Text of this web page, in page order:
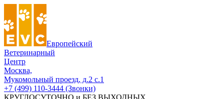
Европейский
Ветеринарный
Центр
Москва,
Мукомольный проезд, д.2 с.1
+7 (499) 110-3444 (Звонки)
КРУГЛОСУТОЧНО и БЕЗ ВЫХОДНЫХ